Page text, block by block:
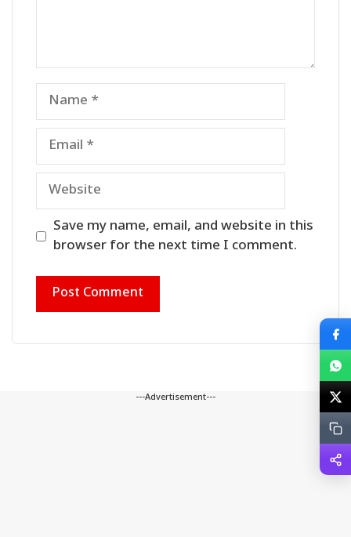
Name
Email
Website
Save my name, email, and website in this
browser for the next time I comment.
---Advertisement---